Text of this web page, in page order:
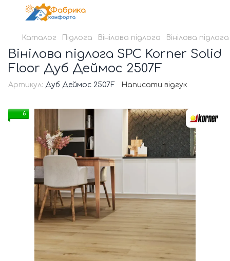
Каталог Підлога Вінілова підлога Вінілова
Вінілова підлога SPC Korner Solid
Floor Дуб Деймос 2507F
Артикул: Дуб Деймос 2507F Написати відгук
6